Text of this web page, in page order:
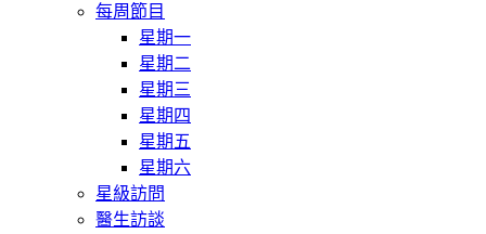
每周節目
星期一
星期二
星期三
星期四
星期五
星期六
星級訪問
醫生訪談